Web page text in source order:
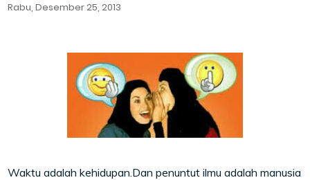
Rabu, Desember 25, 2013
Waktu adalah kehidupan.Dan penuntut ilmu adalah manusia